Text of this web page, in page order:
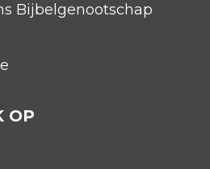
Bijbelgenootschap
OP